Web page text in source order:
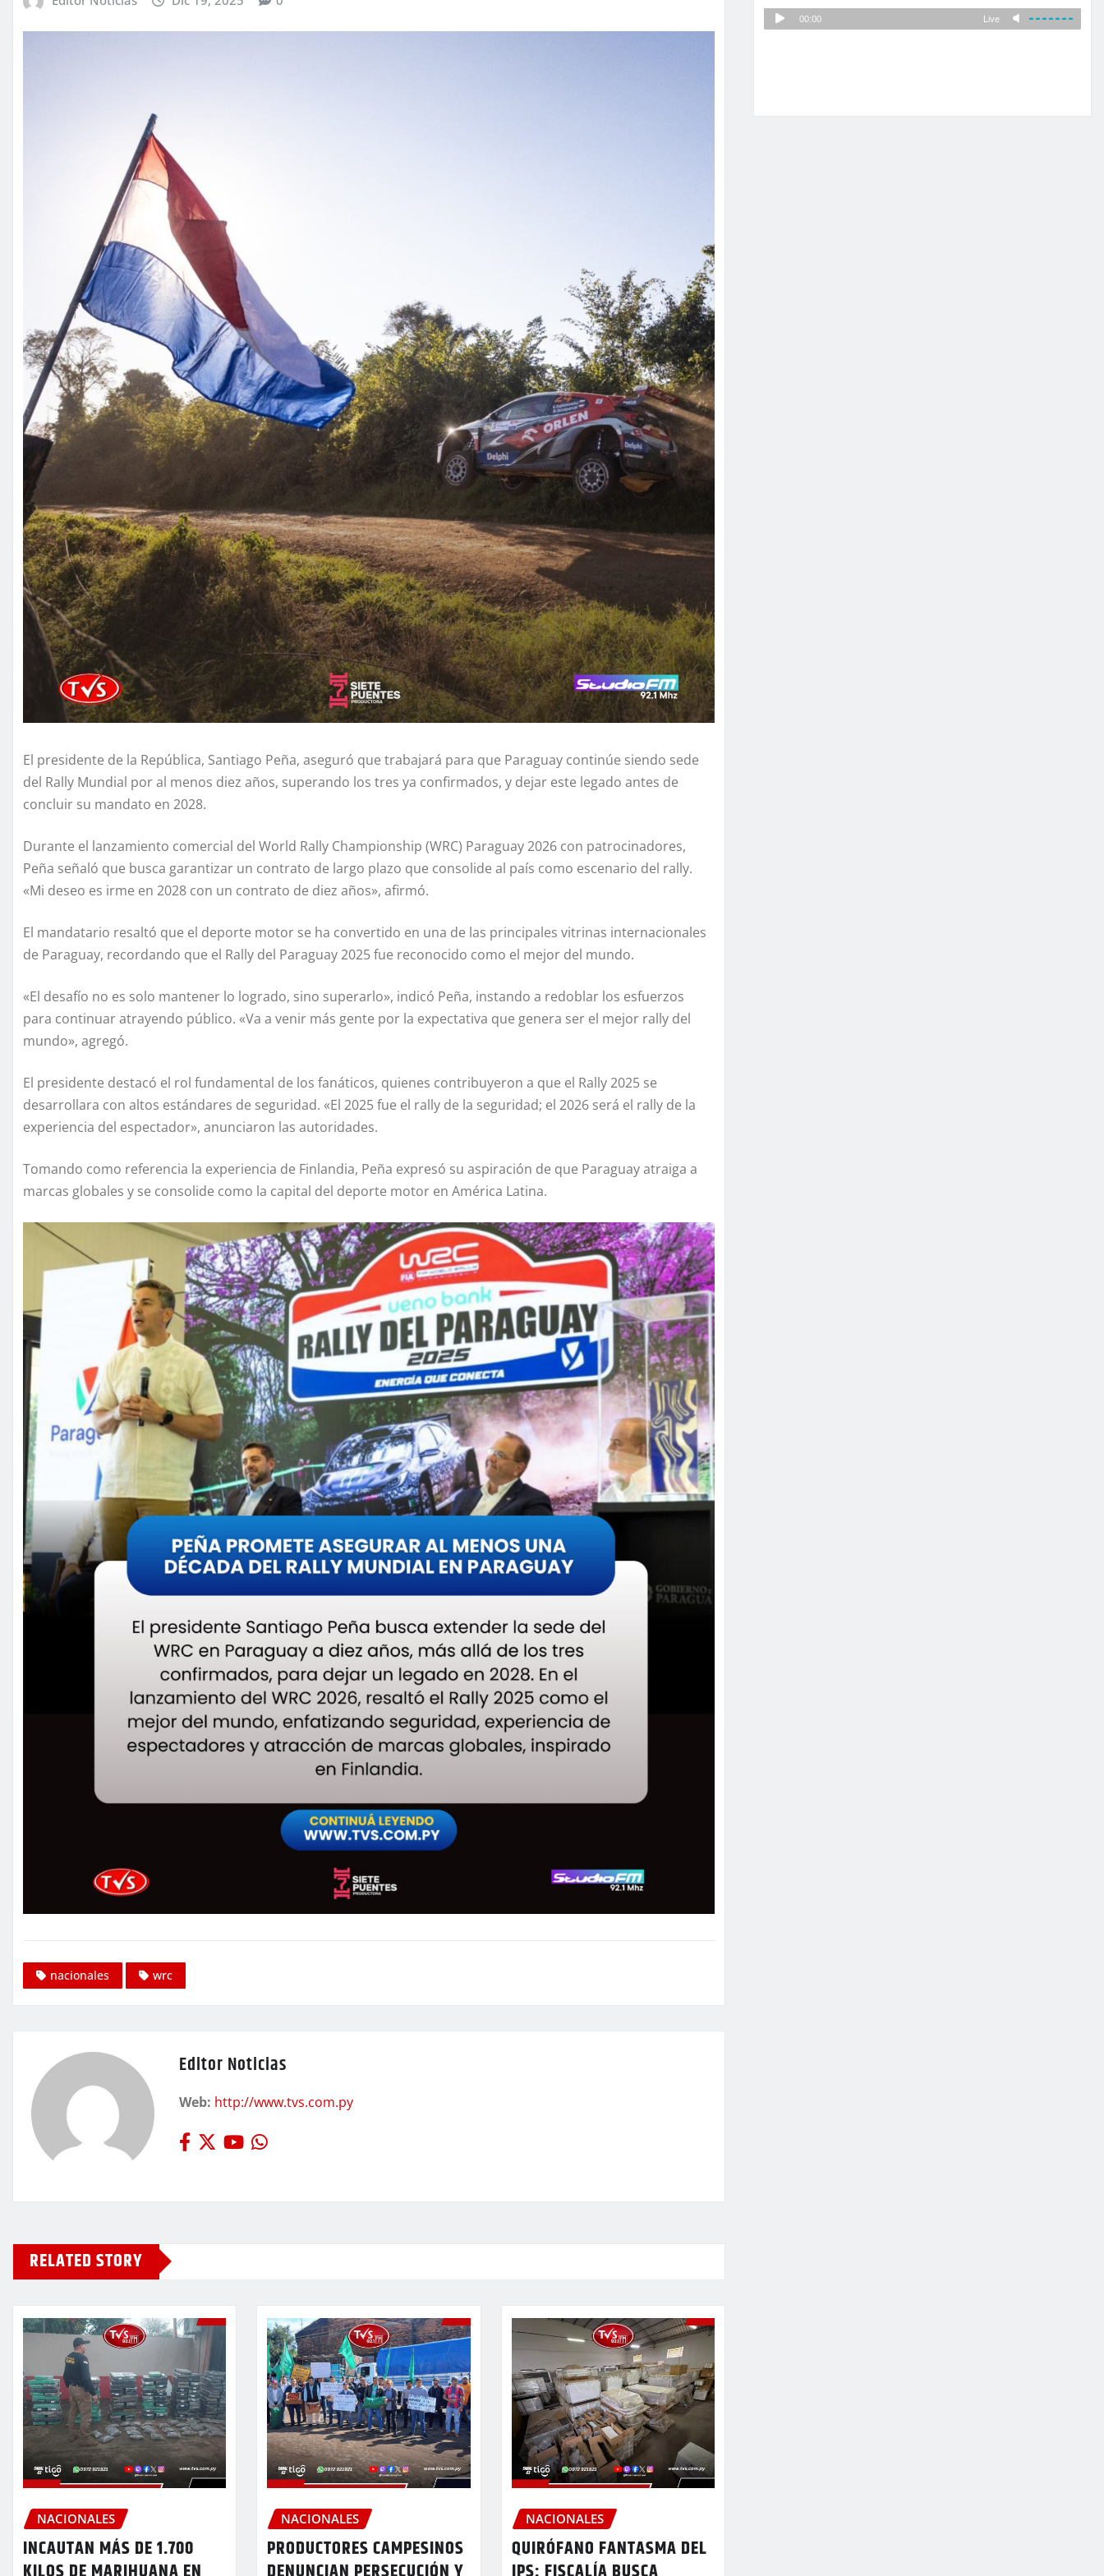
El presidente de la República, Santiago Peña, aseguró que trabajará para que Paraguay continúe siendo sede
del Rally Mundial por al menos diez años, superando los tres ya confirmados, y dejar este legado antes de
concluir su mandato en 2028.
Durante el lanzamiento comercial del World Rally Championship (WRC) Paraguay 2026 con patrocinadores,
Peña señaló que busca garantizar un contrato de largo plazo que consolide al país como escenario del rally.
«Mi deseo es irme en 2028 con un contrato de diez años», afirmó.
El mandatario resaltó que el deporte motor se ha convertido en una de las principales vitrinas internacionales
de Paraguay, recordando que el Rally del Paraguay 2025 fue reconocido como el mejor del mundo.
«El desafío no es solo mantener lo logrado, sino superarlo», indicó Peña, instando a redoblar los esfuerzos
para continuar atrayendo público. «Va a venir más gente por la expectativa que genera ser el mejor rally del
mundo», agregó.
El presidente destacó el rol fundamental de los fanáticos, quienes contribuyeron a que el Rally 2025 se
desarrollara con altos estándares de seguridad. «El 2025 fue el rally de la seguridad; el 2026 será el rally de la
experiencia del espectador», anunciaron las autoridades.
Tomando como referencia la experiencia de Finlandia, Peña expresó su aspiración de que Paraguay atraiga a
marcas globales y se consolide como la capital del deporte motor en América Latina.
nacionales wrc
Editor Noticias
Web: http://www.tvs.com.py
RELATED STORY
NACIONALES
INCAUTAN MÁS DE 1.700
NACIONALES
PRODUCTORES CAMPESINOS
NACIONALES
QUIRÓFANO FANTASMA DEL